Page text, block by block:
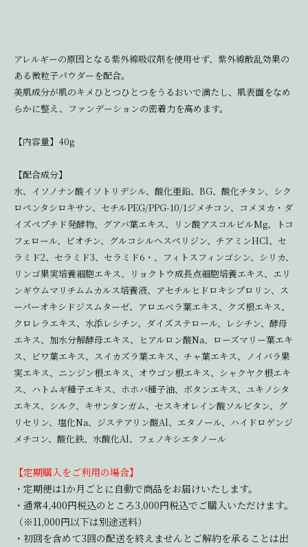
アレルギーの原因となる紫外線吸収剤を使用せず、紫外線散乱効果の
ある微粒子パウダーを配合。
美肌成分が肌のキメひとつひとつをうるおいで満たし、肌表面をなめ
らかに整え、ファンデーションの密着力を高めます。
【内容量】40g
【配合成分】
水、イソノナン酸イソトリデシル、酸化亜鉛、BG、酸化チタン、シク
ロペンタシロキサン、セチルPEG/PPG-10/1ジメチコン、コメヌカ・ダ
イズペプチド発酵物、グアバ葉エキス、リン酸アスコルビルMg、トコ
フェロール、ビオチン、グルコシルヘスペリジン、チアミンHCl、セ
ラミド2、セラミド3、セラミド6・、フィトスフィンゴシン、シリカ、
リンゴ果実培養細胞エキス、リョクトウ成長点細胞培養エキス、エリ
ンギウムマリチムムカルス培養液、アセチルヒドロキシプロリン、ス
ーパーオキシドジスムターゼ、アロエベラ葉エキス、クズ根エキス、
クロレラエキス、水添レシチン、ダイズステロール、レシチン、酵母
エキス、加水分解酵母エキス、ヒアルロン酸Na、ローズマリー葉エキ
ス、ビワ葉エキス、スイカズラ葉エキス、チャ葉エキス、ノイバラ果
実エキス、ニンジン根エキス、オウゴン根エキス、シャクヤク根エキ
ス、ハトムギ種子エキス、ホホバ種子油、ボタンエキス、ユキノシタ
エキス、シルク、キサンタンガム、セスキオレイン酸ソルビタン、グ
リセリン、塩化Na、ジステアリン酸Al、エタノール、ハイドロゲンジ
メチコン、酸化鉄、水酸化Al、フェノキシエタノール
【定期購入をご利用の場合】
・定期便は1か月ごとに自動で商品をお届けいたします。
・通常4,400円税込のところ3,000円税込でご購入いただけます。
（※11,000円以下は別途送料）
・初回を含めて3回の配送を終えませんとご解約を承ることは出